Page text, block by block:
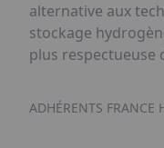
alternative aux
stockage
plus respectueuse
ADHÉRENTS FRANCE